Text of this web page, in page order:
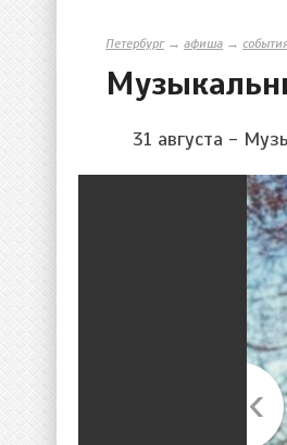
Петербург→ афиша →
31 августа -